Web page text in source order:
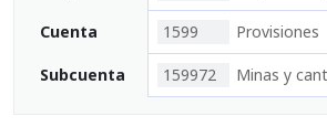
Cuenta 1599 Provisiones
Subcuenta 159972 Minas y